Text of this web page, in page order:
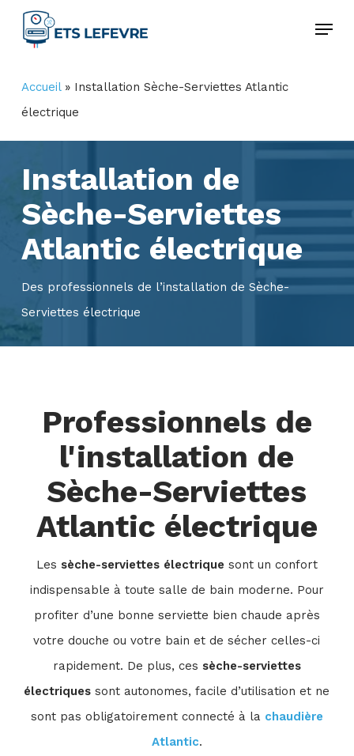
Skip
content
Menu
Accueil» Installation Sèche-Serviettes Atlantic
électrique
Installation de
Sèche-Serviettes
Atlantic électrique
Des professionnels de l’installation de Sèche-
Serviettes électrique
Professionnels de
l'installation de
Sèche-Serviettes
Atlantic électrique
Les sèche-serviettes électrique sont un confort
indispensable à toute salle de bain moderne. Pour
profiter d’une bonne serviette bien chaude après
votre douche ou votre bain et de sécher celles-ci
rapidement. De plus, ces sèche-serviettes
électriques sont autonomes, facile d’utilisation et ne
sont pas obligatoirement connecté à la chaudière
Atlantic.